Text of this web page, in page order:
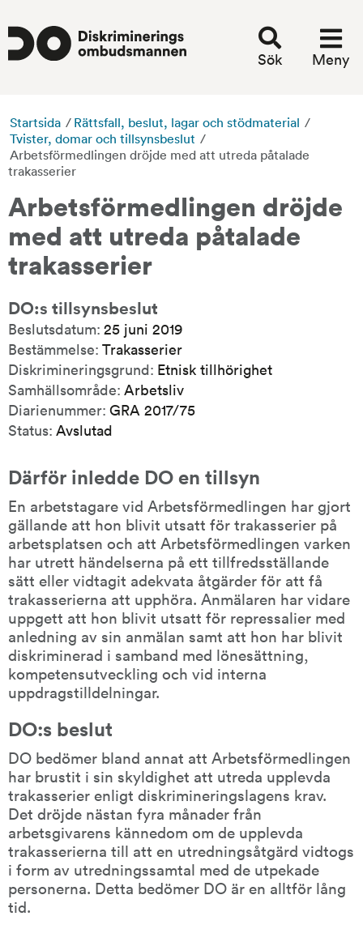
Sök Meny
Startsida / Rättsfall, beslut, lagar och stödmaterial /
Tvister, domar och tillsynsbeslut /
Arbetsförmedlingen dröjde med att utreda påtalade
trakasserier
Arbetsförmedlingen dröjde
med att utreda påtalade
trakasserier
DO:s tillsynsbeslut
Beslutsdatum: 25 juni 2019
Bestämmelse: Trakasserier
Diskrimineringsgrund: Etnisk tillhörighet
Samhällsområde: Arbetsliv
Diarienummer: GRA 2017/75
Status: Avslutad
Därför inledde DO en tillsyn
En arbetstagare vid Arbetsförmedlingen har gjort
gällande att hon blivit utsatt för trakasserier på
arbetsplatsen och att Arbetsförmedlingen varken
har utrett händelserna på ett tillfredsställande
sätt eller vidtagit adekvata åtgärder för att få
trakasserierna att upphöra. Anmälaren har vidare
uppgett att hon blivit utsatt för repressalier med
anledning av sin anmälan samt att hon har blivit
diskriminerad i samband med lönesättning,
kompetensutveckling och vid interna
uppdragstilldelningar.
DO:s beslut
DO bedömer bland annat att Arbetsförmedlingen
har brustit i sin skyldighet att utreda upplevda
trakasserier enligt diskrimineringslagens krav.
Det dröjde nästan fyra månader från
arbetsgivarens kännedom om de upplevda
trakasserierna till att en utredningsåtgärd vidtogs
i form av utredningssamtal med de utpekade
personerna. Detta bedömer DO är en alltför lång
tid.